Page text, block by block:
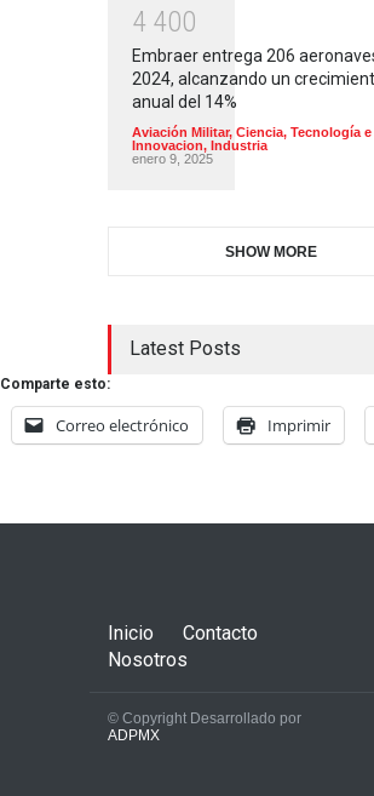
4 400
Embraer entrega 206
2024, alcanzando un
anual del 14%
Aviación Militar, Ciencia, Tecnología e
Innovacion, Industria
enero 9, 2025
SHOW MORE
Latest Posts
Comparte esto:
Correo electrónico Imprimir
Inicio
Contacto
Nosotros
© Copyright Desarrollado por
ADPMX